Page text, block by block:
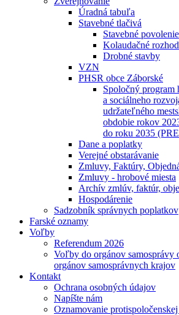
Úradná tabuľa
Stavebné tlačivá
Stavebné povolenie
Kolaudačné
Drobné stavby
VZN
PHSR obce Záborské
Spoločný program
a sociálneho
udržateľného
obdobie rokov
do roku 2035
Dane a poplatky
Verejné obstarávanie
Zmluvy, Faktúry,
Zmluvy - hrobové miesta
Archív zmlúv, faktúr,
Hospodárenie
Sadzobník správnych poplatkov
Farské oznamy
Voľby
Referendum 2026
Voľby do orgánov samosprávy
orgánov samosprávnych krajov
Kontakt
Ochrana osobných údajov
Napíšte nám
Oznamovanie